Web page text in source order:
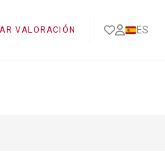
VALORACIÓN ES